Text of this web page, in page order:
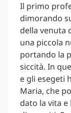
Il primo
dimorando
della venuta
una piccola
portando la
siccità. In
e gli esegeti
Maria, che
dato la vita